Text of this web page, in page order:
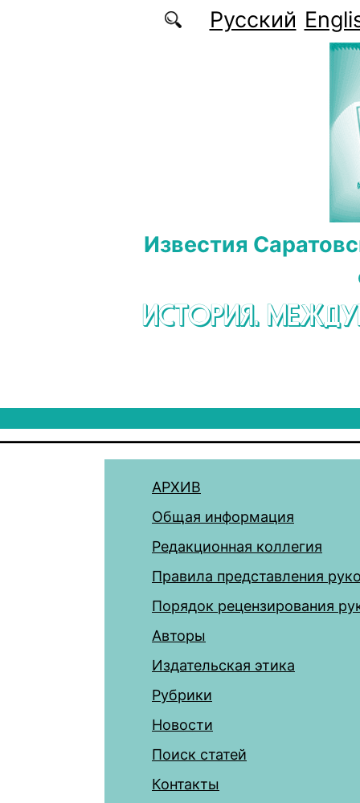
Перейти к основному содержаниюРусский
Известия
ИСТОРИЯ.
АРХИВ
Общая информация
Редакционная коллегия
Правила представления
Порядок рецензирования
Авторы
Издательская этика
Рубрики
Новости
Поиск статей
Контакты